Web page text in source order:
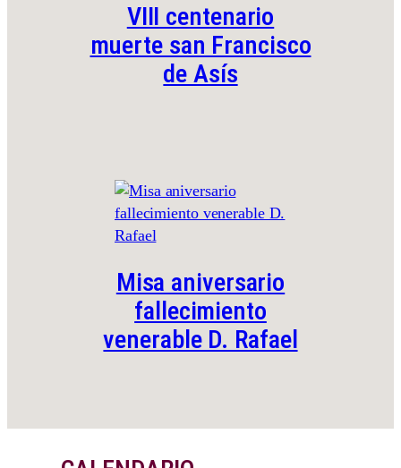
VIII centenario
muerte san Francisco
de Asís
Misa aniversario
fallecimiento
venerable D. Rafael